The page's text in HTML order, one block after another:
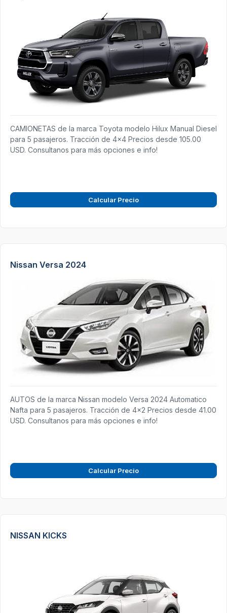
CAMIONETAS de la marca Toyota modelo Hilux Manual Diesel
para 5 pasajeros. Tracción de 4x4 Precios desde 105.00
USD. Consultanos para más opciones e info!
Calcular Precio
Nissan Versa 2024
AUTOS de la marca Nissan modelo Versa 2024 Automatico
Nafta para 5 pasajeros. Tracción de 4x2 Precios desde 41.00
USD. Consultanos para más opciones e info!
Calcular Precio
NISSAN KICKS